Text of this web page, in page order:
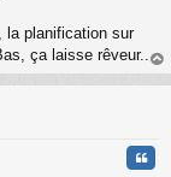
la planification sur
ça laisse rêveur...
au